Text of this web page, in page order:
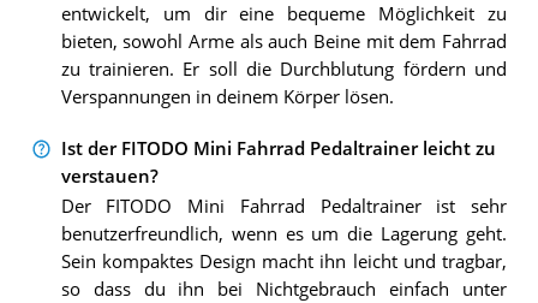
entwickelt, um dir eine bequeme Möglichkeit zu
bieten, sowohl Arme als auch Beine mit dem Fahrrad
zu trainieren. Er soll die Durchblutung fördern und
Verspannungen in deinem Körper lösen.
Ist der FITODO Mini Fahrrad Pedaltrainer leicht zu
verstauen?
Der FITODO Mini Fahrrad Pedaltrainer ist sehr
benutzerfreundlich, wenn es um die Lagerung geht.
Sein kompaktes Design macht ihn leicht und tragbar,
so dass du ihn bei Nichtgebrauch einfach unter